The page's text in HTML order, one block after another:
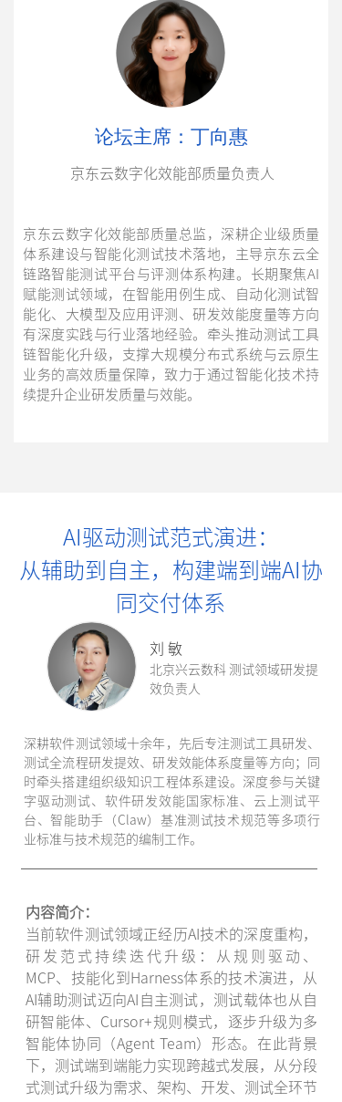
论坛主席 ：丁向惠
京东云数字化效能部质量负责人
京东云数字化效能部质量总监，深耕企业级质量
体系建设与智能化测试技术落地，主导京东云全
链路智能测试平台与评测体系构建。长期聚焦AI
赋能测试领域，在智能用例生成、自动化测试智
能化、大模型及应用评测、研发效能度量等方向
有深度实践与行业落地经验。牵头推动测试工具
链智能化升级，支撑大规模分布式系统与云原生
业务的高效质量保障，致力于通过智能化技术持
续提升企业研发质量与效能。
内容简介：
当前软件测试领域正经历AI技术的深度重构，
研发范式持续迭代升级：从规则驱动、
MCP、技能化到Harness体系的技术演进，从
AI辅助测试迈向AI自主测试，测试载体也从自
研智能体、Cursor+规则模式，逐步升级为多
智能体协同（Agent Team）形态。在此背景
下，测试端到端能力实现跨越式发展，从分段
式测试升级为需求、架构、开发、测试全环节
刘 敏
北京兴云数科 测试领域研发提
效负责人
深耕软件测试领域十余年，先后专注测试工具研发、
测试全流程研发提效、研发效能体系度量等方向；同
时牵头搭建组织级知识工程体系建设。深度参与关键
字驱动测试、软件研发效能国家标准、云上测试平
台、智能助手（Claw）基准测试技术规范等多项行
业标准与技术规范的编制工作。
AI驱动测试范式演进：
从辅助到自主，构建端到端AI协
同交付体系